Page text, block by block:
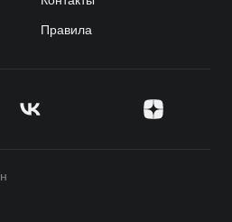
Правила